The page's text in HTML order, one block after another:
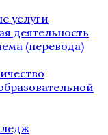
услуги
деятельность
(перевода)